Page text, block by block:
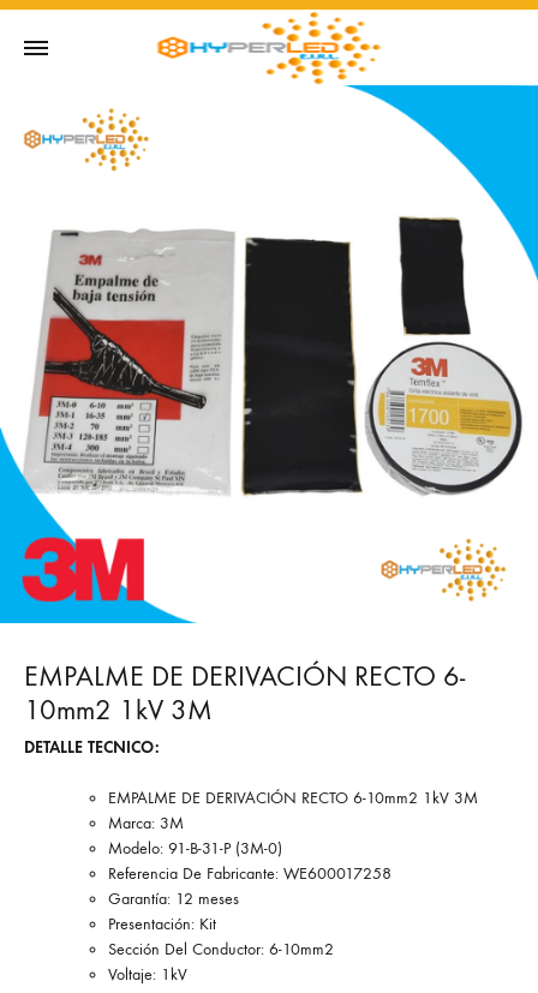
EMPALME DE DERIVACIÓN RECTO 6-
10mm2 1kV 3M
DETALLE TECNICO:
EMPALME DE DERIVACIÓN RECTO 6-10mm2 1kV 3M
Marca: 3M
Modelo: 91-B-31-P (3M-0)
Referencia De Fabricante: WE600017258
Garantía: 12 meses
Presentación: Kit
Sección Del Conductor: 6-10mm2
Voltaje: 1kV